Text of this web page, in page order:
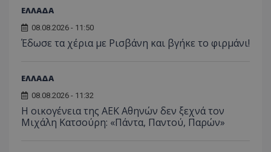
ΕΛΛΑΔΑ
08.08.2026 - 11:50
Έδωσε τα χέρια με Ρισβάνη και βγήκε το φιρμάνι!
ΕΛΛΑΔΑ
08.08.2026 - 11:32
Η οικογένεια της ΑΕΚ Αθηνών δεν ξεχνά τον
Μιχάλη Κατσούρη: «Πάντα, Παντού, Παρών»